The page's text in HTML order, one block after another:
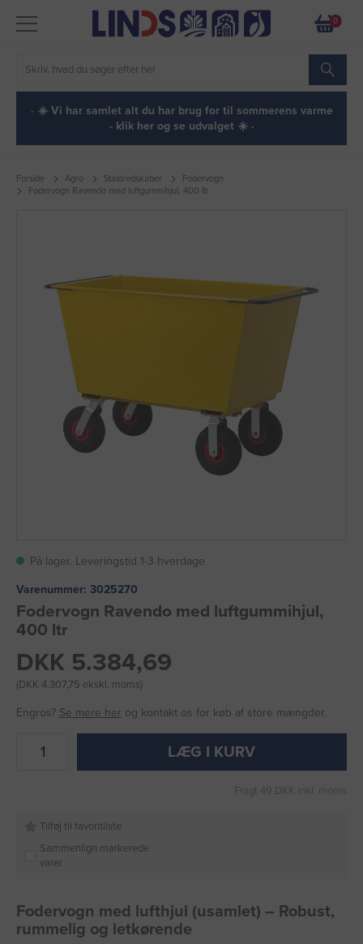
0
· ☀️ Vi har samlet alt du har brug for til sommerens varme
- klik her og se udvalget ☀️ ·
Forside Agro Staldredskaber
Fodervogn
Fodervogn Ravendo med luftgummihjul, 400 ltr
På lager. Leveringstid 1-3 hverdage
Varenummer: 3025270
Fodervogn Ravendo med luftgummihjul,
400 ltr
DKK 5.384,69
(DKK 4.307,75 ekskl. moms)
Engros? Se mere her og kontakt os for køb af store mængder.
LÆG I KURV
Fragt 49 DKK inkl. moms
Tilføj til favoritliste
Sammenlign markerede
varer
Fodervogn med lufthjul (usamlet) – Robust,
rummelig og letkørende